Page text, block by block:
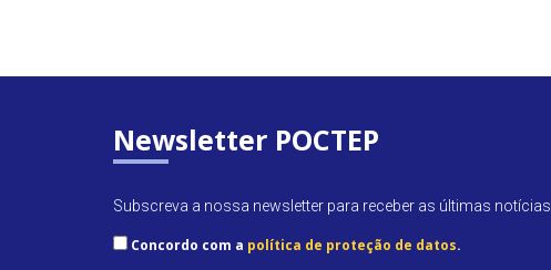
Newsletter POCTEP
Subscreva a nossa newsletter para receber as últimas notícias .
Concordo com a política de proteção de datos.